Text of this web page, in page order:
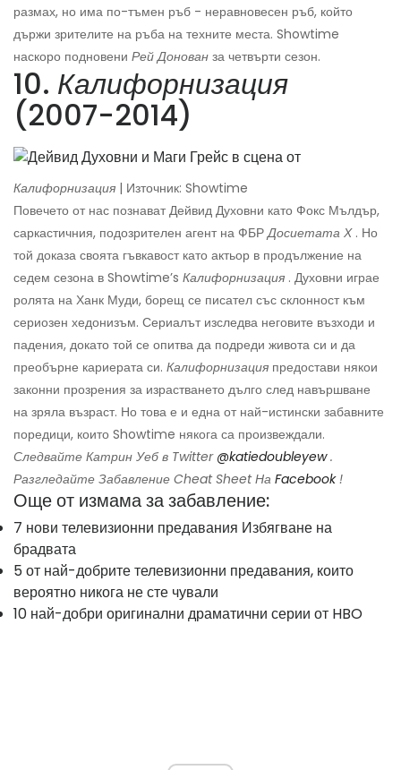
размах, но има по-тъмен ръб - неравновесен ръб, който
държи зрителите на ръба на техните места. Showtime
наскоро подновени Рей Донован за четвърти сезон.
10. Калифорнизация
(2007-2014)
Калифорнизация | Източник: Showtime
Повечето от нас познават Дейвид Духовни като Фокс Мълдър,
саркастичния, подозрителен агент на ФБРДосиетата Х. Но
той доказа своята гъвкавост като актьор в продължение на
седем сезона в Showtime’s Калифорнизация . Духовни играе
ролята на Ханк Муди, борещ се писател със склонност към
сериозен хедонизъм. Сериалът изследва неговите възходи и
падения, докато той се опитва да подреди живота си и да
преобърне кариерата си. Калифорнизация предостави някои
законни прозрения за израстването дълго след навършване
на зряла възраст. Но това е и една от най-истински забавните
поредици, които Showtime някога са произвеждали.
Следвайте Катрин Уеб в Twitter @katiedoubleyew.
Разгледайте Забавление Cheat Sheet На Facebook!
Още от измама за забавление:
7 нови телевизионни предавания Избягване на
брадвата
5 от най-добрите телевизионни предавания, които
вероятно никога не сте чували
10 най-добри оригинални драматични серии от HBO